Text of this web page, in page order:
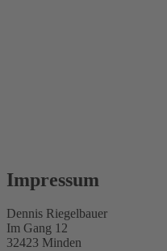
Impressum
Dennis Riegelbauer
Im Gang 12
32423 Minden